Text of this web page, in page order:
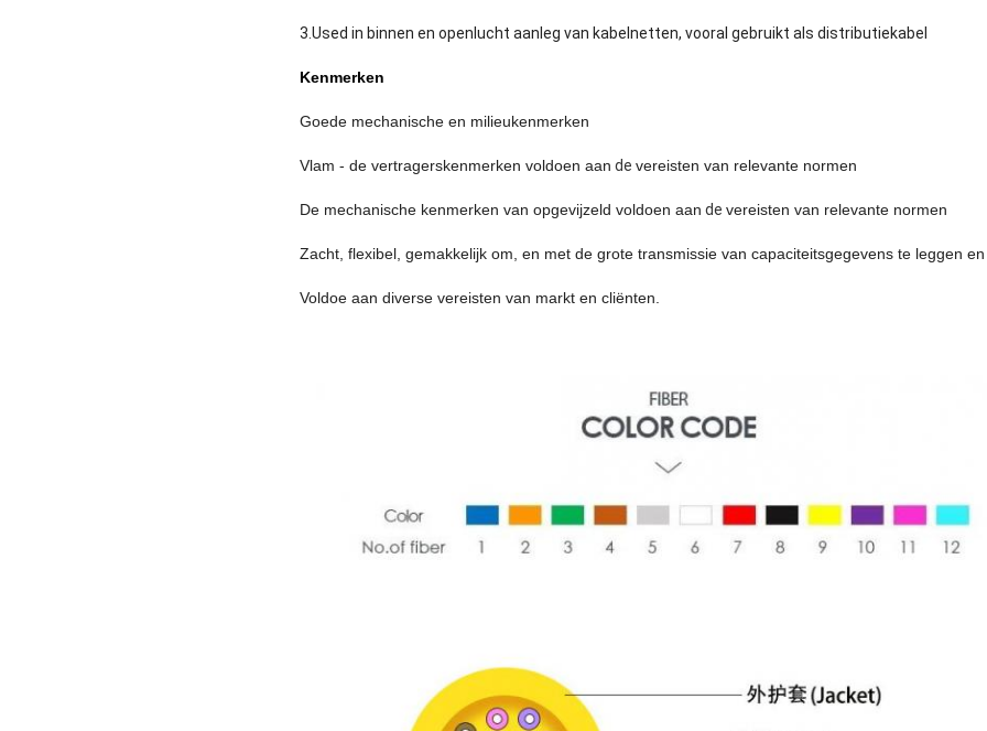
3.Used in binnen en openlucht aanleg van kabelnetten, vooral gebruikt als distributiekabel
Kenmerken
Goede mechanische en milieukenmerken
Vlam - de vertragerskenmerken voldoen aan de vereisten van relevante normen
De mechanische kenmerken van opgevijzeld voldoen aan de vereisten van relevante normen
Zacht, flexibel, gemakkelijk om, en met de grote transmissie van capaciteitsgegevens te leggen
Voldoe aan diverse vereisten van markt en cliënten.